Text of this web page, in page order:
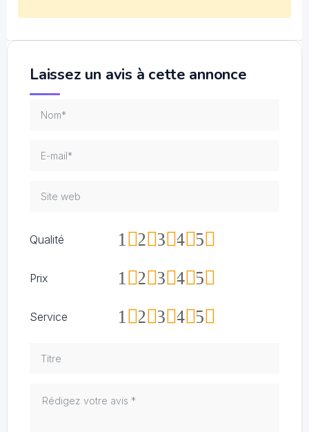
Laissez un avis à cette annonce
Qualité 5
4
3
2
1
Prix 5
4
3
2
1
Service 5
4
3
2
1